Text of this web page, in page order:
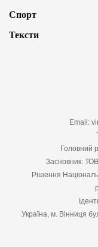
Спорт
Тексти
Email:
Головний
Засновник:
Рішення
Україна, м. Вінниця